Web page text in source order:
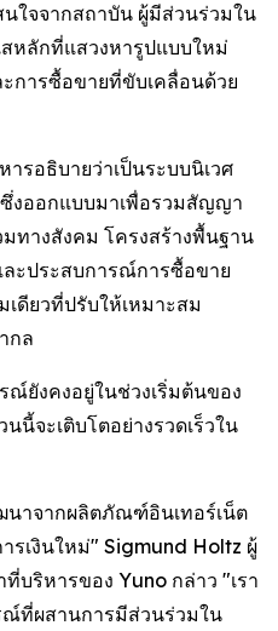
ใจจากสถาบัน ผู้มีส่วนร่วมใน
หลักที่แสวงหารูปแบบใหม่
การซื้อขายที่ขับเคลื่อนด้วย
รอธิบายว่าเป็นระบบนิเวศ
งออกแบบมาเพื่อรวมสัญญา
ทางสังคม โครงสร้างพื้นฐาน
ะประสบการณ์การซื้อขาย
ดียวที่ปรับให้เหมาะสม
กล
ณ์ยังคงอยู่ในช่วงเริ่มต้นของ
นี้จะเติบโตอย่างรวดเร็วใน
าจากผลิตภัณฑ์อินเทอร์เน็ต
รเงินใหม่" Sigmund Holtz ผู้
บริหารของ Yuno กล่าว "เรา
ณ์ที่ผสานการมีส่วนร่วมใน